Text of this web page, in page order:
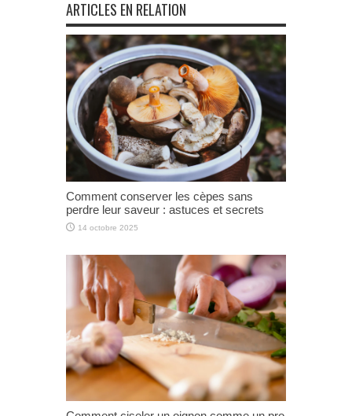
ARTICLES EN RELATION
Comment conserver les cèpes sans
perdre leur saveur : astuces et secrets
14 octobre 2025